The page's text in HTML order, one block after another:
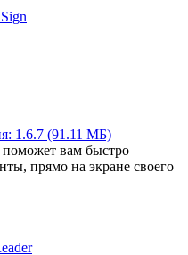
1.6.7 (91.11 МБ)
вам быстро
прямо на экране своего